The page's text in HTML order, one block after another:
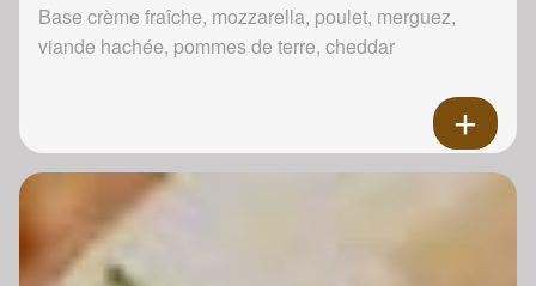
Base crème fraîche, mozzarella, poulet, merguez,
viande hachée, pommes de terre, cheddar